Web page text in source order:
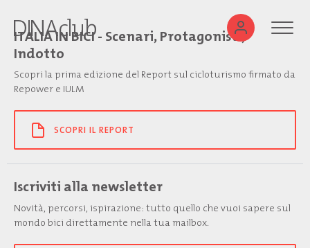
ITALIA IN BICI - Scenari, Protagonisti,
Indotto
Scopri la prima edizione del Report sul cicloturismo firmato da
Repower e IULM
SCOPRI IL REPORT
Iscriviti alla newsletter
Novità, percorsi, ispirazione: tutto quello che vuoi sapere sul
mondo bici direttamente nella tua mailbox.